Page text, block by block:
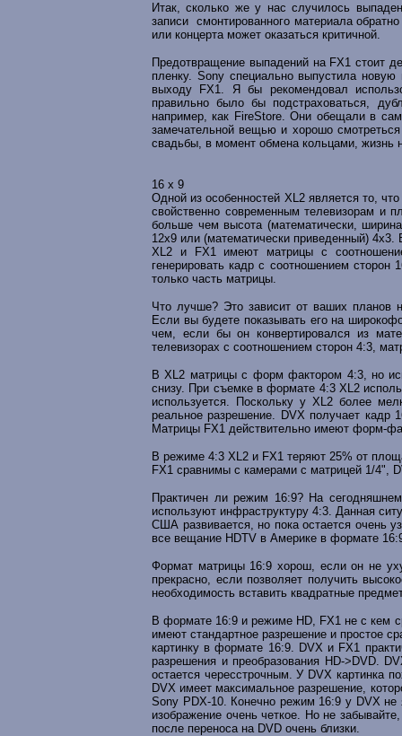
Итак, сколько же у нас случилось
записи смонтированного материала
или концерта может оказаться критичной.
Предотвращение выпадений на FX1 стоит
пленку. Sony специально выпустила новую
выходу FX1. Я бы рекомендовал
правильно было бы подстраховаться,
например, как FireStore. Они обещали в
замечательной вещью и хорошо
свадьбы, в момент обмена кольцами, жизнь
16 x 9
Одной из особенностей XL2 является то,
свойственно современным телевизорам и
больше чем высота (математически,
12х9 или (математически приведенный)
XL2 и FX1 имеют матрицы с
генерировать кадр с соотношением
только часть матрицы.
Что лучше? Это зависит от ваших планов
Если вы будете показывать его на
чем, если бы он конвертировался из
телевизорах с соотношением сторон 4:3,
В XL2 матрицы с форм фактором 4:3, но
снизу. При съемке в формате 4:3 XL2
используется. Поскольку у XL2 более
реальное разрешение. DVX получает кадр
Матрицы FX1 действительно имеют форм-
В режиме 4:3 XL2 и FX1 теряют 25% от
FX1 сравнимы с камерами с матрицей 1/4",
Практичен ли режим 16:9? На
используют инфраструктуру 4:3. Данная
США развивается, но пока остается очень
все вещание HDTV в Америке в формате
Формат матрицы 16:9 хорош, если он не
прекрасно, если позволяет получить
необходимость вставить квадратные
В формате 16:9 и режиме HD, FX1 не с кем
имеют стандартное разрешение и простое
картинку в формате 16:9. DVX и FX1
разрешения и преобразования HD->DVD.
остается чересстрочным. У DVX картинка
DVX имеет максимальное разрешение,
Sony PDX-10. Конечно режим 16:9 у DVX не
изображение очень четкое. Но не
после переноса на DVD очень близки.